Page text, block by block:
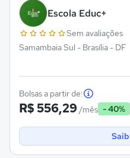
Escola Educ+
Sem avaliações
Samambaia Sul - Brasília - DF
Bolsas a partir de:
R$ 556,29 /mês - 40%